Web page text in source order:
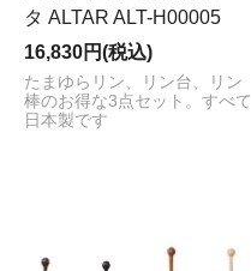
タ ALTAR ALT-H00005
16,830円(税込)
たまゆらリン、リン台、リン
棒のお得な3点セット。すべて
日本製です